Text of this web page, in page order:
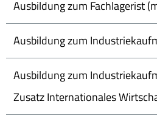
Ausbildung zum Fachlagerist
Ausbildung zum
Ausbildung zum
Zusatz Internationales